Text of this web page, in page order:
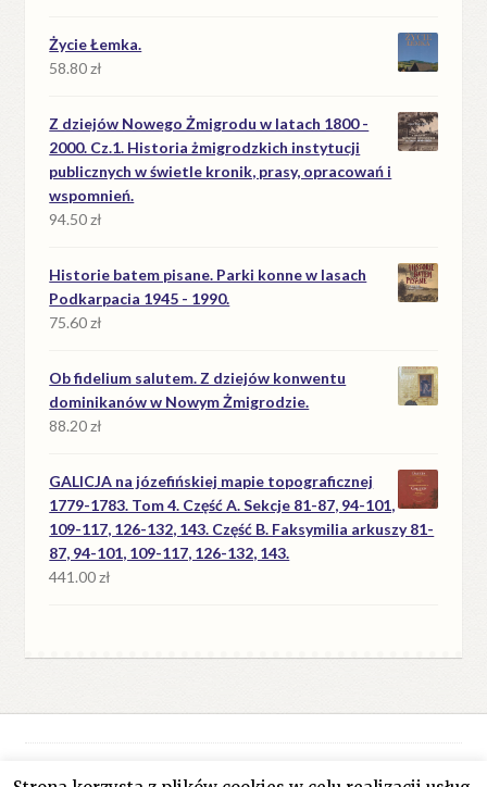
Życie Łemka.
58.80zł
Z dziejów Nowego Żmigrodu w latach 1800 -
2000. Cz.1. Historia żmigrodzkich instytucji
publicznych w świetle kronik, prasy, opracowań i
wspomnień.
94.50zł
Historie batem pisane. Parki konne w lasach
Podkarpacia 1945 - 1990.
75.60zł
Ob fidelium salutem. Z dziejów konwentu
dominikanów w Nowym Żmigrodzie.
88.20zł
GALICJA na józefińskiej mapie topograficznej
1779-1783. Tom 4. Część A. Sekcje 81-87, 94-101,
109-117, 126-132, 143. Część B. Faksymilia arkuszy 81-
87, 94-101, 109-117, 126-132, 143.
441.00zł